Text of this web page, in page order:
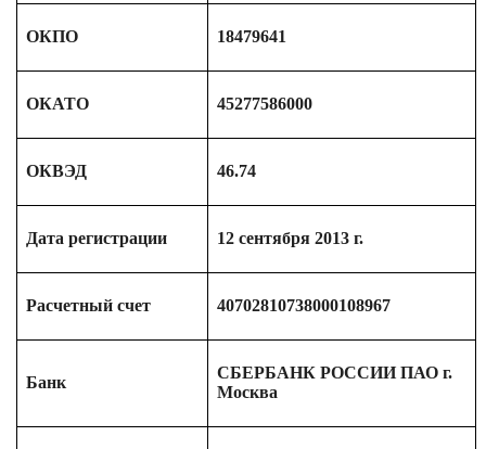
ОКПО 18479641
ОКАТО 45277586000
ОКВЭД 46.74
Дата регистрации 12 сентября 2013 г.
Расчетный счет 40702810738000108967
Банк
СБЕРБАНК РОССИИ ПАО г.
Москва